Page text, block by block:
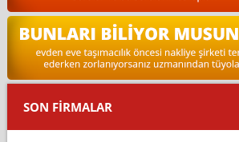
SON FİRMALAR